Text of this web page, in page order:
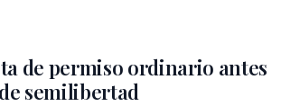
de permiso ordinario antes
semilibertad